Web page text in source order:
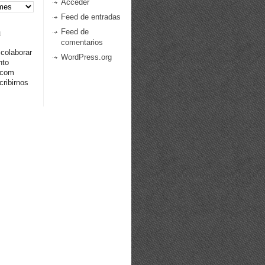
Acceder
Feed de entradas
Feed de
comentarios
WordPress.org